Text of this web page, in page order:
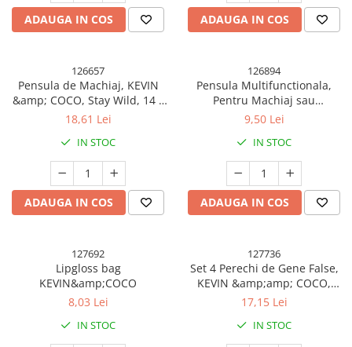
Pahare, Sticle si Cani
Ustensile pentru Bucătărie
Veselă pentru Masă
Articole pentru Casa si Curatenie
Accesorii Ingrijire Casa
Diverse Casa
Incalzire si climatizare
Lumanari
Maturi, Perii, Mopuri si Galeti
Produse ingrijire incaltaminte
Radiatoare si Seminee electrice
ADAUGA IN COS ADAUGA IN COS
126657
Pensula de Machiaj, KEVIN
&amp; COCO, Stay Wild, 14 x
4 x 1.5 cm, Roz
18,61 Lei
IN STOC
ADAUGA IN COS
126894
Pensula Multifunctionala,
Pentru Machiaj sau
Indepartat Praful din Masina,
Protectie, Negru
9,50 Lei
IN STOC
ADAUGA IN COS
127692
Lipgloss bag
KEVIN&amp;COCO
8,03 Lei
IN STOC
127736
Set 4 Perechi de Gene False,
KEVIN &amp;amp; COCO,
Marimea 2
17,15 Lei
IN STOC